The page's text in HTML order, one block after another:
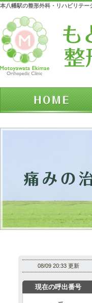
本八幡駅の整形外科・リハビリテ